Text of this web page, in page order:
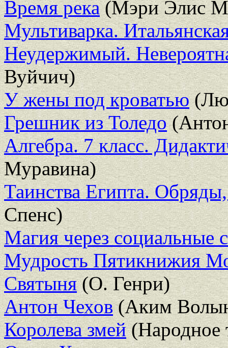
Время река(Мэри Элис
Мультиварка.
Неудержимый.
Вуйчич)
У жены под кроватью
Грешник из Толедо
Алгебра. 7 класс.
Муравина)
Таинства Египта.
Спенс)
Магия через социальные
Мудрость Пятикнижия
Святыня(О. Генри)
Антон Чехов(Аким
Королева змей(Народное